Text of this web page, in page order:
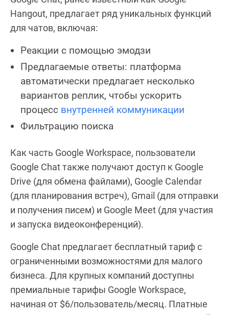
Hangout, предлагает ряд уникальных функций
для чатов, включая:
Реакции с помощью эмодзи
Предлагаемые ответы: платформа
автоматически предлагает несколько
вариантов реплик, чтобы ускорить
процесс внутренней коммуникации
Фильтрацию поиска
Как часть Google Workspace, пользователи
Google Chat также получают доступ к Google
Drive (для обмена файлами), Google Calendar
(для планирования встреч), Gmail (для отправки
и получения писем) и Google Meet (для участия
и запуска видеоконференций).
Google Chat предлагает бесплатный тариф с
ограниченными возможностями для малого
бизнеса. Для крупных компаний доступны
премиальные тарифы Google Workspace,
начиная от $6/пользователь/месяц. Платные